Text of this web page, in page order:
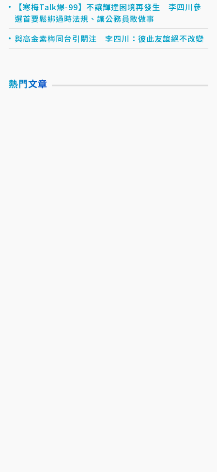
【寒梅Talk爆-99】不讓輝達困境再發生 李四川參
選首要鬆綁過時法規、讓公務員敢做事
與高金素梅同台引關注 李四川：彼此友誼絕不改變
熱門文章